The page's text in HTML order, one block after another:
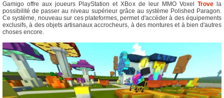
Gamigo offre aux joueurs PlayStation et XBox de leur MMO Voxel Trovela
possibilité de passer au niveau supérieur grâce au système Polished Paragon.
Ce système, nouveau sur ces plateformes, permet d'accéder à des équipements
exclusifs, à des objets artisanaux accrocheurs, à des montures et à bien d'autres
choses encore.